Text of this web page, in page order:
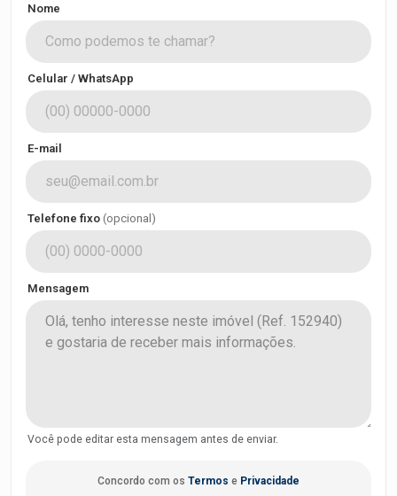
Nome
Celular / WhatsApp
E-mail
Telefone fixo (opcional)
Mensagem
Você pode editar esta mensagem antes de enviar.
Concordo com os Termos e Privacidade